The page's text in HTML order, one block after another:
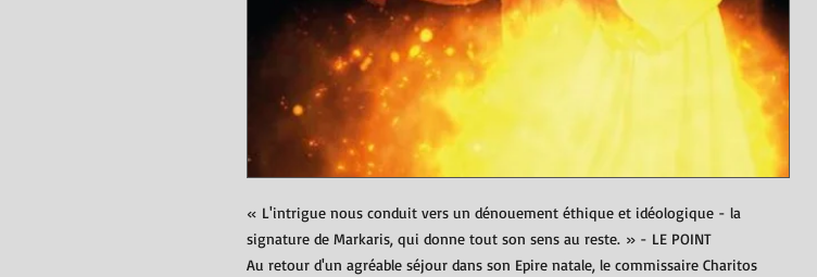
« L'intrigue nous conduit vers un dénouement éthique et idéologique - la
signature de Markaris, qui donne tout son sens au reste. » - LE POINT
Au retour d'un agréable séjour dans son Epire natale, le commissaire Charitos